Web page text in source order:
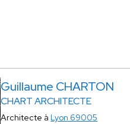
Guillaume CHARTON
CHART ARCHITECTE
Architecte à Lyon 69005